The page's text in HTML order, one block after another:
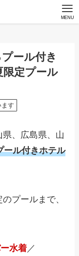
MENU
ール付き
定プール
す
、広島県、山
ール付きホテル
プールまで、
水着／